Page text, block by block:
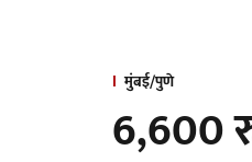
मुंबई/पुणे
6,600